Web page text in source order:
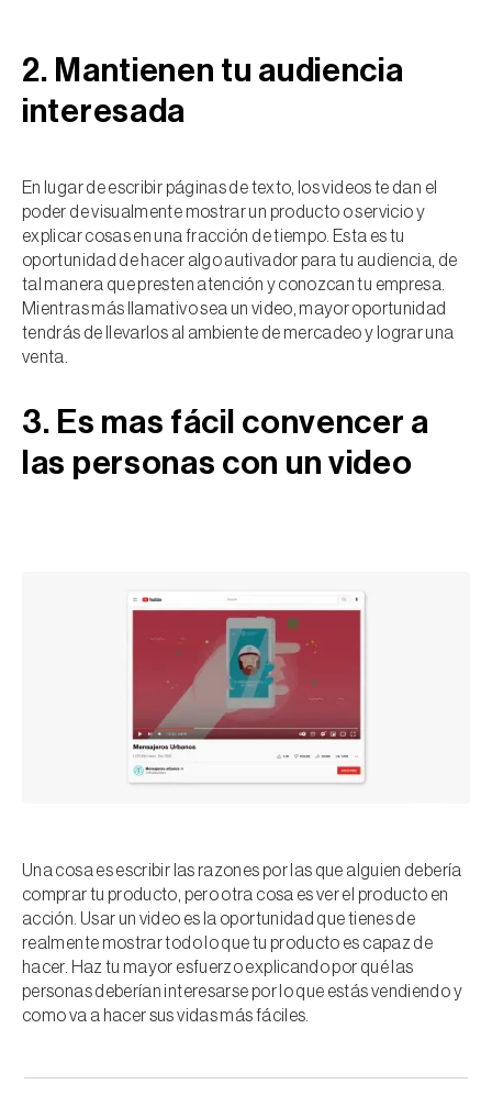
2. Mantienen tu audiencia
interesada
En lugar de escribir páginas de texto, los videos te dan el
poder de visualmente mostrar un producto o servicio y
explicar cosas en una fracción de tiempo. Esta es tu
oportunidad de hacer algo autivador para tu audiencia, de
tal manera que presten atención y conozcan tu empresa.
Mientras más llamativo sea un video, mayor oportunidad
tendrás de llevarlos al ambiente de mercadeo y lograr una
venta.
3. Es mas fácil convencer a
las personas con un video
Una cosa es escribir las razones por las que alguien debería
comprar tu producto, pero otra cosa es ver el producto en
acción. Usar un video es la oportunidad que tienes de
realmente mostrar todo lo que tu producto es capaz de
hacer. Haz tu mayor esfuerzo explicando por qué las
personas deberían interesarse por lo que estás vendiendo y
como va a hacer sus vidas más fáciles.